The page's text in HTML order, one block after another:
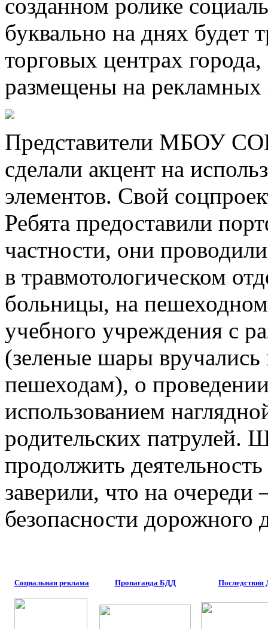
созданном ролике
буквально на днях будет
торговых центрах
размещены на
Представители МБОУ
сделали акцент на
элементов. Свой
Ребята предоставили
частности, они
в травмотологическом
больницы, на пешеходном
учебного учреждения с
(зеленые шары
пешеходам), о
использованием
родительских патрулей.
продолжить
заверили, что на
безопасности дорожного
Социальная реклама Пропаганда БДД